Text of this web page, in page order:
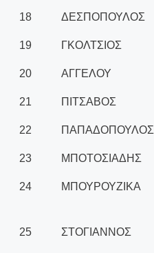
18 ΔΕΣΠΟΠΟΥΛΟΣ
19 ΓΚΟΛΤΣΙΟΣ
20 ΑΓΓΕΛΟΥ
21 ΠΙΤΣΑΒΟΣ
22 ΠΑΠΑΔΟΠΟΥΛΟΣ
23 ΜΠΟΤΟΣΙΑΔΗΣ
24 ΜΠΟΥΡΟΥΖΙΚΑ
25 ΣΤΟΓΙΑΝΝΟΣ